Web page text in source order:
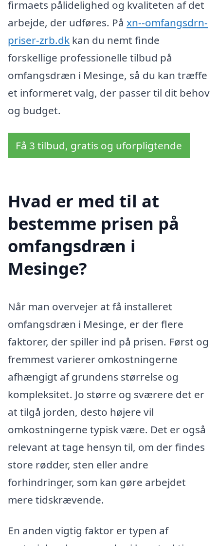
firmaets pålidelighed og kvaliteten af det
arbejde, der udføres. På xn--omfangsdrn-
priser-zrb.dk kan du nemt finde
forskellige professionelle tilbud på
omfangsdræn i Mesinge, så du kan træffe
et informeret valg, der passer til dit behov
og budget.
Få 3 tilbud, gratis og uforpligtende
Hvad er med til at
bestemme prisen på
omfangsdræn i
Mesinge?
Når man overvejer at få installeret
omfangsdræn i Mesinge, er der flere
faktorer, der spiller ind på prisen. Først og
fremmest varierer omkostningerne
afhængigt af grundens størrelse og
kompleksitet. Jo større og sværere det er
at tilgå jorden, desto højere vil
omkostningerne typisk være. Det er også
relevant at tage hensyn til, om der findes
store rødder, sten eller andre
forhindringer, som kan gøre arbejdet
mere tidskrævende.
En anden vigtig faktor er typen af